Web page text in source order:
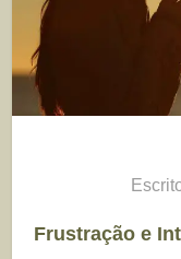
Frustração e